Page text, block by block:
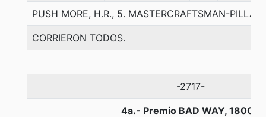
PUSH MORE, H.R., 5. MASTERCRAFTSMAN-
CORRIERON TODOS.
-2717-
4a.- Premio BAD WAY, 1800